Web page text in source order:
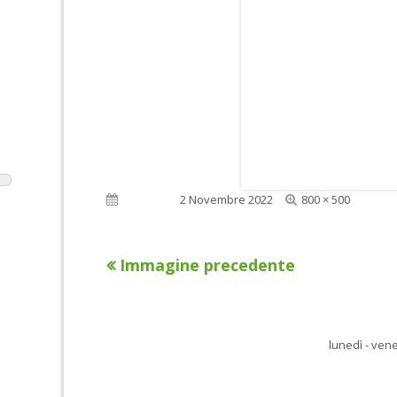
Pubblicato2 Novembre 2022
Dimensione
800 × 500
Immagine precedente
lunedì -